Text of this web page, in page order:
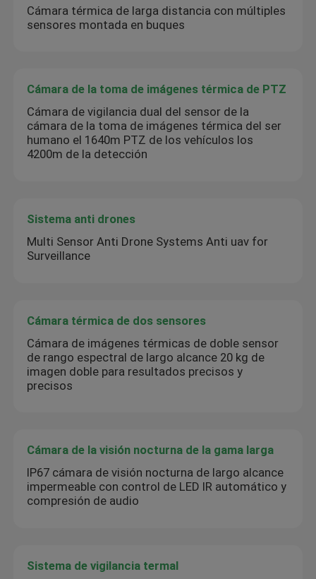
Cámara térmica de larga distancia con múltiples
sensores montada en buques
Cámara de la toma de imágenes térmica de PTZ
Cámara de vigilancia dual del sensor de la
cámara de la toma de imágenes térmica del ser
humano el 1640m PTZ de los vehículos los
4200m de la detección
Sistema anti drones
Multi Sensor Anti Drone Systems Anti uav for
Surveillance
Cámara térmica de dos sensores
Cámara de imágenes térmicas de doble sensor
de rango espectral de largo alcance 20 kg de
imagen doble para resultados precisos y
precisos
Cámara de la visión nocturna de la gama larga
IP67 cámara de visión nocturna de largo alcance
impermeable con control de LED IR automático y
compresión de audio
Sistema de vigilancia termal